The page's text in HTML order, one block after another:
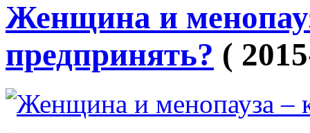
Женщина и
предпринять? (